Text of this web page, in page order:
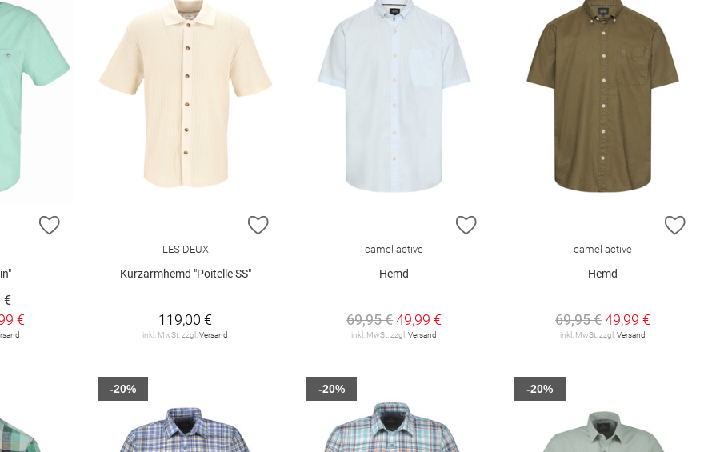
ZUR WUNSCHLISTE HINZUFÜGEN
€
€
ZUR WUNSCHLISTE HINZUFÜGEN
LES DEUX
Kurzarmhemd "Poitelle SS"
119,00 €
inkl. MwSt. zzgl.Versand
camel active
Hemd
69,95 €49,99 €
inkl. MwSt. zzgl.Versand
ZUR
camel active
Hemd
69,95 €49,99 €
inkl. MwSt. zzgl.Versand
-20% -20% -20%